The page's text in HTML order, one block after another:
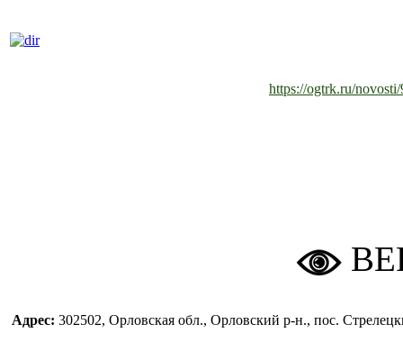
https://ogtrk.ru/
Адрес: 302502, Орловская обл., Орловский р-н., пос.